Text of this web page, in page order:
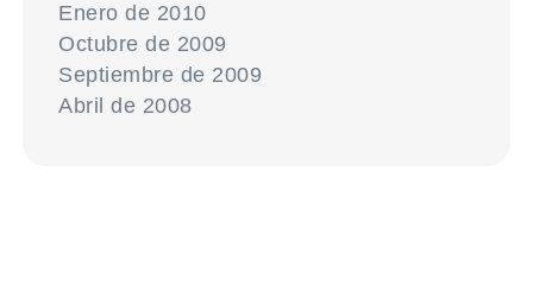
Enero de 2010
Octubre de 2009
Septiembre de 2009
Abril de 2008